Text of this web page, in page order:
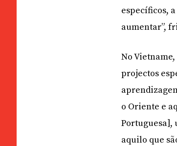
específicos,
aumentar”,
No
projectos
o Oriente e
Portuguesa],
aquilo que